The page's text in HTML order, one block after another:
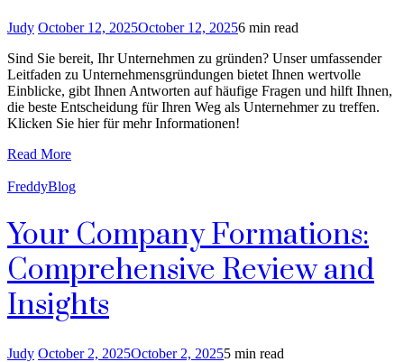
Judy October 12, 2025October 12, 20256 min read
Sind Sie bereit, Ihr Unternehmen zu gründen? Unser umfassender
Leitfaden zu Unternehmensgründungen bietet Ihnen wertvolle
Einblicke, gibt Ihnen Antworten auf häufige Fragen und hilft Ihnen,
die beste Entscheidung für Ihren Weg als Unternehmer zu treffen.
Klicken Sie hier für mehr Informationen!
Read More
FreddyBlog
Your Company Formations:
Comprehensive Review and
Insights
Judy October 2, 2025October 2, 20255 min read